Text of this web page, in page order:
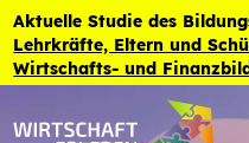
Zum Inhalt der Seite springen
Aktuelle Studie des
Lehrkräfte, Eltern und
Wirtschafts- und